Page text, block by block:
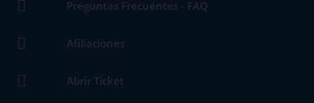
Descargas
Estado de la Red
Abrir Ticket
Preguntas Frecuentes - FAQ
Afiliaciones
Abrir Ticket